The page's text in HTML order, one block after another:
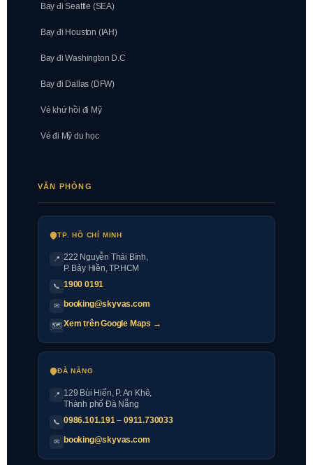
Bay đi Seattle (SEA)
Bay đi Houston (IAH)
Bay đi Washington D.C
Bay đi Dallas (DFW)
Vé khứ hồi đi Mỹ
Vé đi Mỹ du học
VĂN PHÒNG
TP. HỒ CHÍ MINH
📍 222 Nguyễn Thái Bình,
P. Bảy Hiền, TP.HCM
📞 1900 0191
✉ booking@skyvas.com
🗺 Xem trên Google Maps →
ĐÀ NẴNG
📍
129 Bùi Hiển, P. An Khê,
Thành phố Đà Nẵng
📞 0986.101.191–0911.730033
✉ booking@skyvas.com